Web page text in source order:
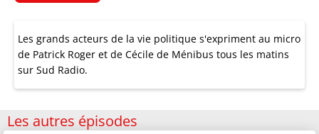
Les grands acteurs de la vie politique s'expriment au micro
de Patrick Roger et de Cécile de Ménibus tous les matins
sur Sud Radio.
Les autres épisodes